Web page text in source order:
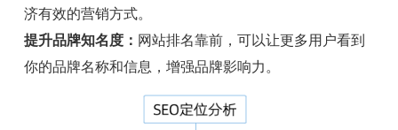
济有效的营销方式。
提升品牌知名度： 网站排名靠前，可以让更多用户看到
你的品牌名称和信息，增强品牌影响力。